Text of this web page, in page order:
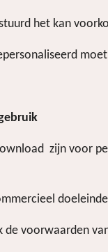
het kan
zijn voor
de voorwaarden